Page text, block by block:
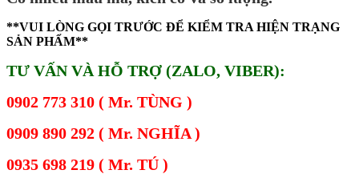
**VUI LÒNG GỌI TRƯỚC ĐỂ KIỂM TRA HIỆN TRẠNG
SẢN PHẨM**
TƯ VẤN VÀ HỖ TRỢ (ZALO, VIBER):
0902 773 310 ( Mr. TÙNG )
0909 890 292 ( Mr. NGHĨA )
0935 698 219 ( Mr. TÚ )